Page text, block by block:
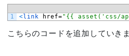
1 <link href= "{{ asset('css/
こちらのコードを追加していきま